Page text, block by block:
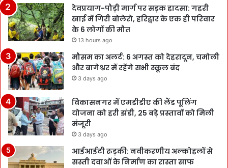
देवप्रयाग-पौड़ी मार्ग पर सड़क हादसा: गहरी
खाई में गिरी बोलेरो, हरिद्वार के एक ही परिवार
के 6 लोगों की मौत
13 hours ago
मौसम का अलर्ट: 6 अगस्त को देहरादून, चमोली
और बागेश्वर में रहेंगे सभी स्कूल बंद
3 days ago
विकासनगर में एमडीडीए की लैंड पूलिंग
योजना को हरी झंडी, 25 बड़े प्रस्तावों को मिली
मंजूरी
3 days ago
आईआईटी रुड़की: नवीकरणीय अल्कोहलों से
सस्ती दवाओं के निर्माण का रास्ता साफ